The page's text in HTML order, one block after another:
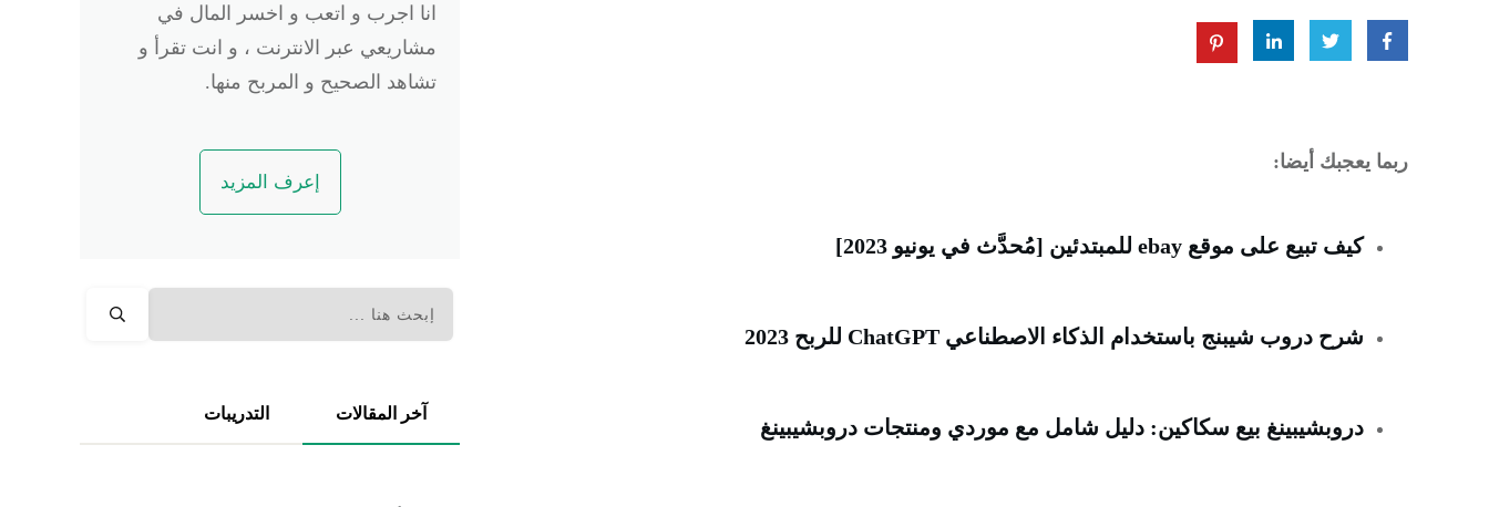
ربما يعجبك أيضا:
كيف تبيع على موقع ebay للمبتدئين [مُحدَّث في يونيو 2023]
شرح دروب شيبنج باستخدام الذكاء الاصطناعي ChatGPT للربح 2023
دروبشيبينغ بيع سكاكين: دليل شامل مع موردي ومنتجات دروبشيبينغ
انا اجرب و اتعب و اخسر المال في
مشاريعي عبر الانترنت ، و انت تقرأ و
تشاهد الصحيح و المربح منها.
إعرف المزيد
آخر المقالات التدريبات